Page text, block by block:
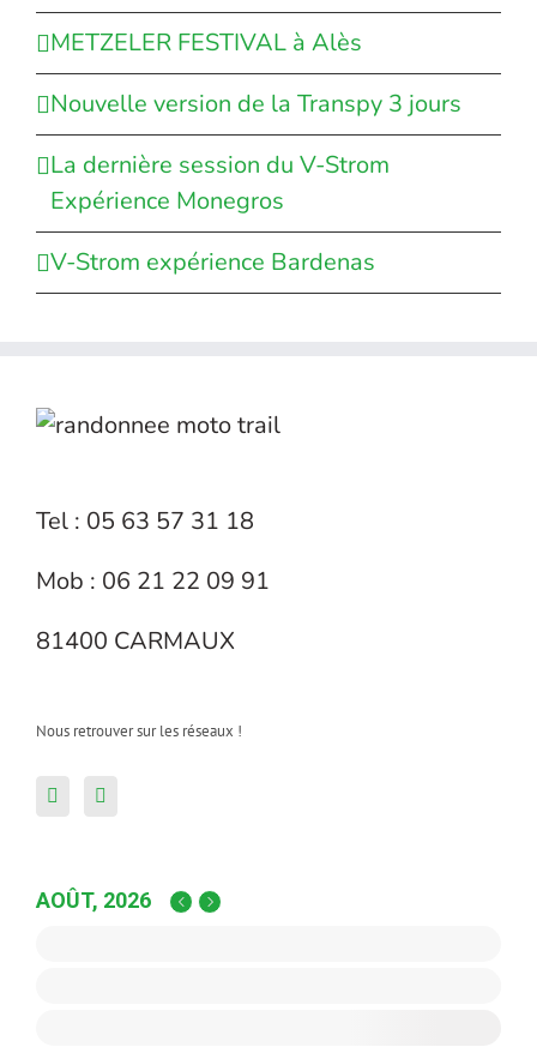
METZELER FESTIVAL à Alès
Nouvelle version de la Transpy 3 jours
La dernière session du V-Strom
Expérience Monegros
V-Strom expérience Bardenas
Tel : 05 63 57 31 18
Mob : 06 21 22 09 91
81400 CARMAUX
Nous retrouver sur les réseaux !
AOÛT, 2026